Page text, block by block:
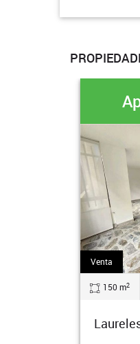
Apartamento
3 Alcobas
Laureles,Medellín